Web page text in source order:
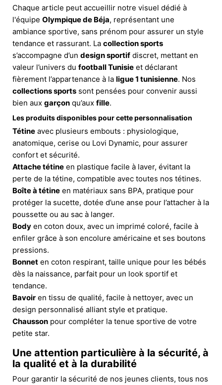
Chaque article peut accueillir notre visuel dédié à
l'équipe Olympique de Béja, représentant une
ambiance sportive, sans prénom pour assurer un style
tendance et rassurant. La collection sports
s’accompagne d’un design sportif discret, mettant en
valeur l’univers du football Tunisie et déclarant
fièrement l’appartenance à la ligue 1 tunisienne. Nos
collections sports sont pensées pour convenir aussi
bien aux garçon qu’aux fille.
Les produits disponibles pour cette personnalisation
Tétine avec plusieurs embouts : physiologique,
anatomique, cerise ou Lovi Dynamic, pour assurer
confort et sécurité.
Attache tétine en plastique facile à laver, évitant la
perte de la tétine, compatible avec toutes nos tétines.
Boîte à tétine en matériaux sans BPA, pratique pour
protéger la sucette, dotée d’une anse pour l’attacher à la
poussette ou au sac à langer.
Body en coton doux, avec un imprimé coloré, facile à
enfiler grâce à son encolure américaine et ses boutons
pressions.
Bonnet en coton respirant, taille unique pour les bébés
dès la naissance, parfait pour un look sportif et
tendance.
Bavoir en tissu de qualité, facile à nettoyer, avec un
design personnalisé alliant style et pratique.
Chausson pour compléter la tenue sportive de votre
petite star.
Une attention particulière à la sécurité, à
la qualité et à la durabilité
Pour garantir la sécurité de nos jeunes clients, tous nos